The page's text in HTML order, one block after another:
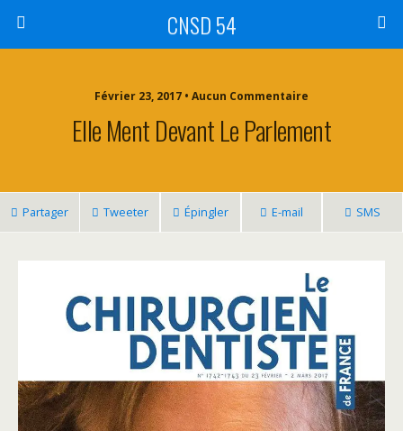
CNSD 54
Février 23, 2017 • Aucun Commentaire
Elle Ment Devant Le Parlement
Partager Tweeter Épingler E-mail SMS